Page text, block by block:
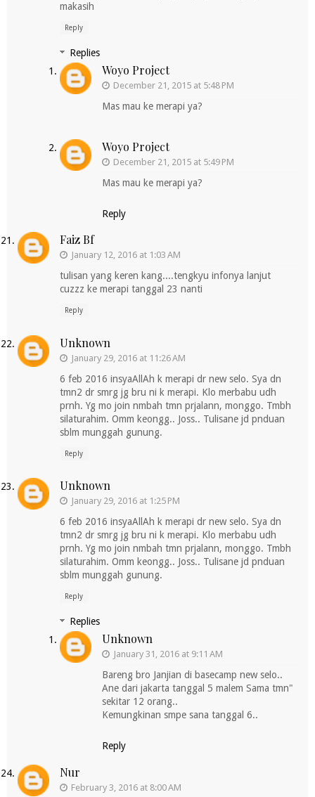
makasih
Reply
Replies
Woyo Project
December 21, 2015 at 5:48 PM
Mas mau ke merapi ya?
Woyo Project
December 21, 2015 at 5:49 PM
Mas mau ke merapi ya?
Reply
Faiz Bf
January 12, 2016 at 1:03 AM
tulisan yang keren kang....tengkyu infonya lanjut
cuzzz ke merapi tanggal 23 nanti
Reply
Unknown
January 29, 2016 at 11:26 AM
6 feb 2016 insyaAllAh k merapi dr new selo. Sya dn
tmn2 dr smrg jg bru ni k merapi. Klo merbabu udh
prnh. Yg mo join nmbah tmn prjalann, monggo. Tmbh
silaturahim. Omm keongg.. Joss.. Tulisane jd pnduan
sblm munggah gunung.
Reply
Unknown
January 29, 2016 at 1:25 PM
6 feb 2016 insyaAllAh k merapi dr new selo. Sya dn
tmn2 dr smrg jg bru ni k merapi. Klo merbabu udh
prnh. Yg mo join nmbah tmn prjalann, monggo. Tmbh
silaturahim. Omm keongg.. Joss.. Tulisane jd pnduan
sblm munggah gunung.
Reply
Replies
Unknown
January 31, 2016 at 9:11 AM
Bareng bro Janjian di basecamp new selo..
Ane dari jakarta tanggal 5 malem Sama tmn"
sekitar 12 orang..
Kemungkinan smpe sana tanggal 6..
Reply
Nur
February 3, 2016 at 8:00 AM